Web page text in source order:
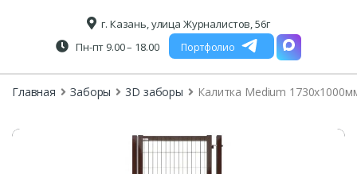
г. Казань, улица Журналистов, 56г
Пн-пт 9.00 – 18.00
Портфолио
Главная Заборы 3D заборы Калитка Medium